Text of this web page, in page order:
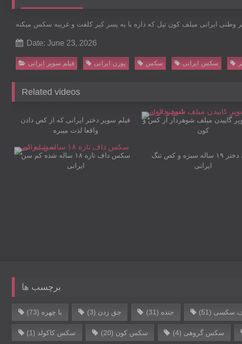
وطنی ایرانی‌ میلف کون تپل که داره با یه پسر کیر کلفت و غریبه سکس میکنه
Date: June 23, 2026
پورن ایرانی سکس سکس ایرانی
Related videos
فیلم سوپر دختر ایرانی که از کص دادن
واقعا لذت میبره
گاییدن میلف شوهردار از کس و
کون
سکس داف تازه ۱۸ ساله شده کم سن
ایرانی
پورن دختر ۱۹ ساله سبزه و کص تنگ
برچسب ها
با چهره (73) جق زدن (3) جنده (31) سکسی‌ (51)
سکس کاکولد (1) سکس کون (20) سکس گروهی (4)